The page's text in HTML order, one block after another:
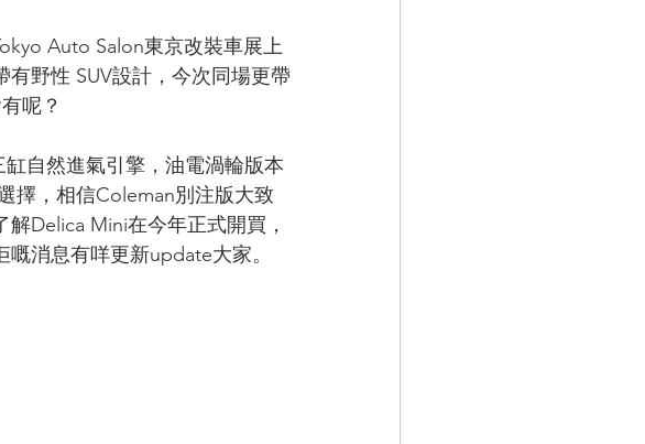
Auto Salon東京改裝車展上
野性 SUV設計，今次同場更帶
呢？
自然進氣引擎，油電渦輪版本
擇，相信Coleman別注版大致
Delica Mini在今年正式開買，
消息有咩更新update大家。